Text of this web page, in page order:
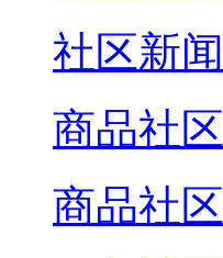
社区新闻
商品社区
商品社区